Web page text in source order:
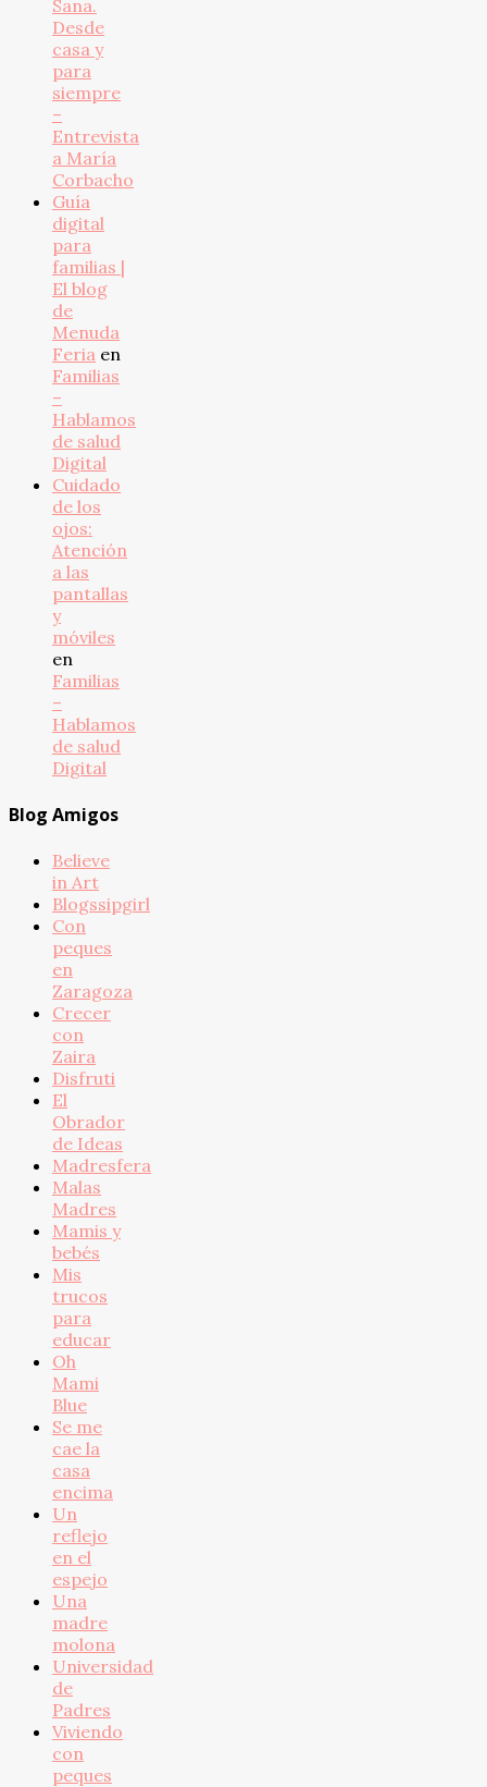
Sana.
Desde
casa y
para
siempre
–
Entrevista
a María
Corbacho
Guía
digital
para
familias |
El blog
de
Menuda
Feria en
Familias
–
Hablamos
de salud
Digital
Cuidado
de los
ojos:
Atención
a las
pantallas
y
móviles
en
Familias
–
Hablamos
de salud
Digital
Blog Amigos
Believe
in Art
Blogssipgirl
Con
peques
en
Zaragoza
Crecer
con
Zaira
Disfruti
El
Obrador
de Ideas
Madresfera
Malas
Madres
Mamis y
bebés
Mis
trucos
para
educar
Oh
Mami
Blue
Se me
cae la
casa
encima
Un
reflejo
en el
espejo
Una
madre
molona
Universidad
de
Padres
Viviendo
con
peques